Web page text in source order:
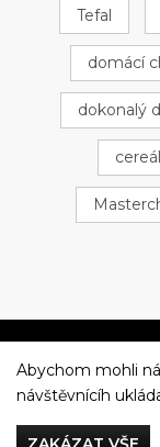
Tefal
domácí
dokonalý
Abychom mohli
návštěvnícíh